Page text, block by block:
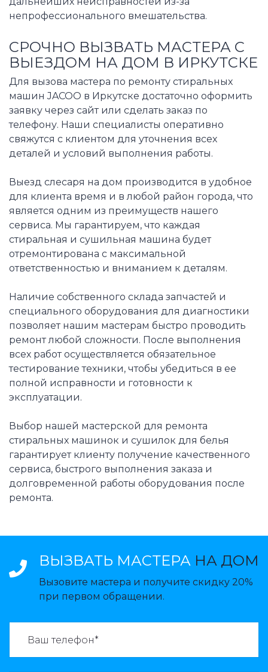
непрофессионального вмешательства.
СРОЧНО ВЫЗВАТЬ МАСТЕРА С
ВЫЕЗДОМ НА ДОМ В ИРКУТСКЕ
Для вызова мастера по ремонту стиральных
машин JACOO в Иркутске достаточно оформить
заявку через сайт или сделать заказ по
телефону. Наши специалисты оперативно
свяжутся с клиентом для уточнения всех
деталей и условий выполнения работы.
Выезд слесаря на дом производится в удобное
для клиента время и в любой район города, что
является одним из преимуществ нашего
сервиса. Мы гарантируем, что каждая
стиральная и сушильная машина будет
отремонтирована с максимальной
ответственностью и вниманием к деталям.
Наличие собственного склада запчастей и
специального оборудования для диагностики
позволяет нашим мастерам быстро проводить
ремонт любой сложности. После выполнения
всех работ осуществляется обязательное
тестирование техники, чтобы убедиться в ее
полной исправности и готовности к
эксплуатации.
Выбор нашей мастерской для ремонта
стиральных машинок и сушилок для белья
гарантирует клиенту получение качественного
сервиса, быстрого выполнения заказа и
долговременной работы оборудования после
ремонта.
ВЫЗВАТЬ МАСТЕРА НА ДОМ
Вызовите мастера и получите скидку 20%
при первом обращении.